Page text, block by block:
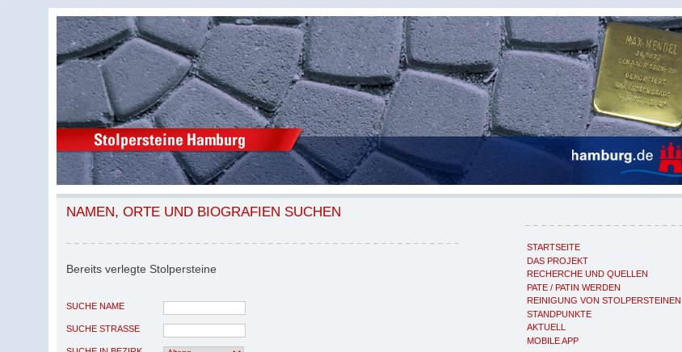
STARTSEITE
DAS PROJEKT
RECHERCHE UND QUELLEN
PATE / PATIN WERDEN
REINIGUNG VON STOLPERSTEINEN
STANDPUNKTE
AKTUELL
MOBILE APP
NAMEN, ORTE UND BIOGRAFIEN SUCHEN
Bereits verlegte Stolpersteine
SUCHE NAME
SUCHE STRASSE